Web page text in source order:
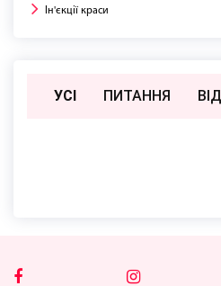
Ін'єкції краси
УСІ ПИТАННЯ